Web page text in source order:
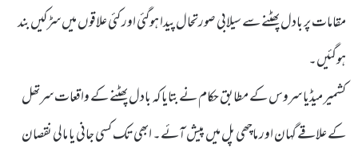
مقامات پر بادل پھٹنے سے سیلابی صورتحال پیدا ہوگئی اور کئی علاقوں میں سڑکیں بند
ہوگئیں۔
کشمیر میڈیا سروس کے مطابق حکام نے بتایا کہ بادل پھٹنے کے واقعات سرتھل
کے علاقے گہان اور ماچھی پل میں پیش آئے۔ ابھی تک کسی جانی یا مالی نقصان